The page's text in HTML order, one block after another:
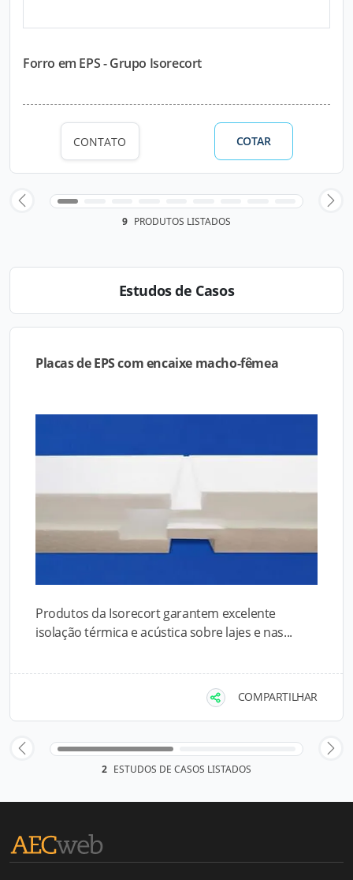
Forro em EPS - Grupo Isorecort
CONTATO COTAR
9 PRODUTOS LISTADOS
Estudos de Casos
Placas de EPS com encaixe macho-fêmea
Produtos da Isorecort garantem excelente
isolação térmica e acústica sobre lajes e nas...
COMPARTILHAR
2 ESTUDOS DE CASOS LISTADOS